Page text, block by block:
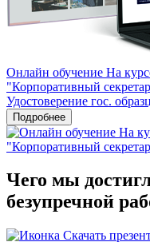
Онлайн обучение На
"Корпоративный
Удостоверение гос.
Подробнее
Чего мы
безупречной
Скачать